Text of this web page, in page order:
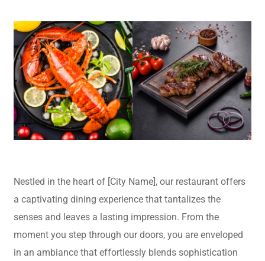
Nestled in the heart of [City Name], our restaurant offers
a captivating dining experience that tantalizes the
senses and leaves a lasting impression. From the
moment you step through our doors, you are enveloped
in an ambiance that effortlessly blends sophistication